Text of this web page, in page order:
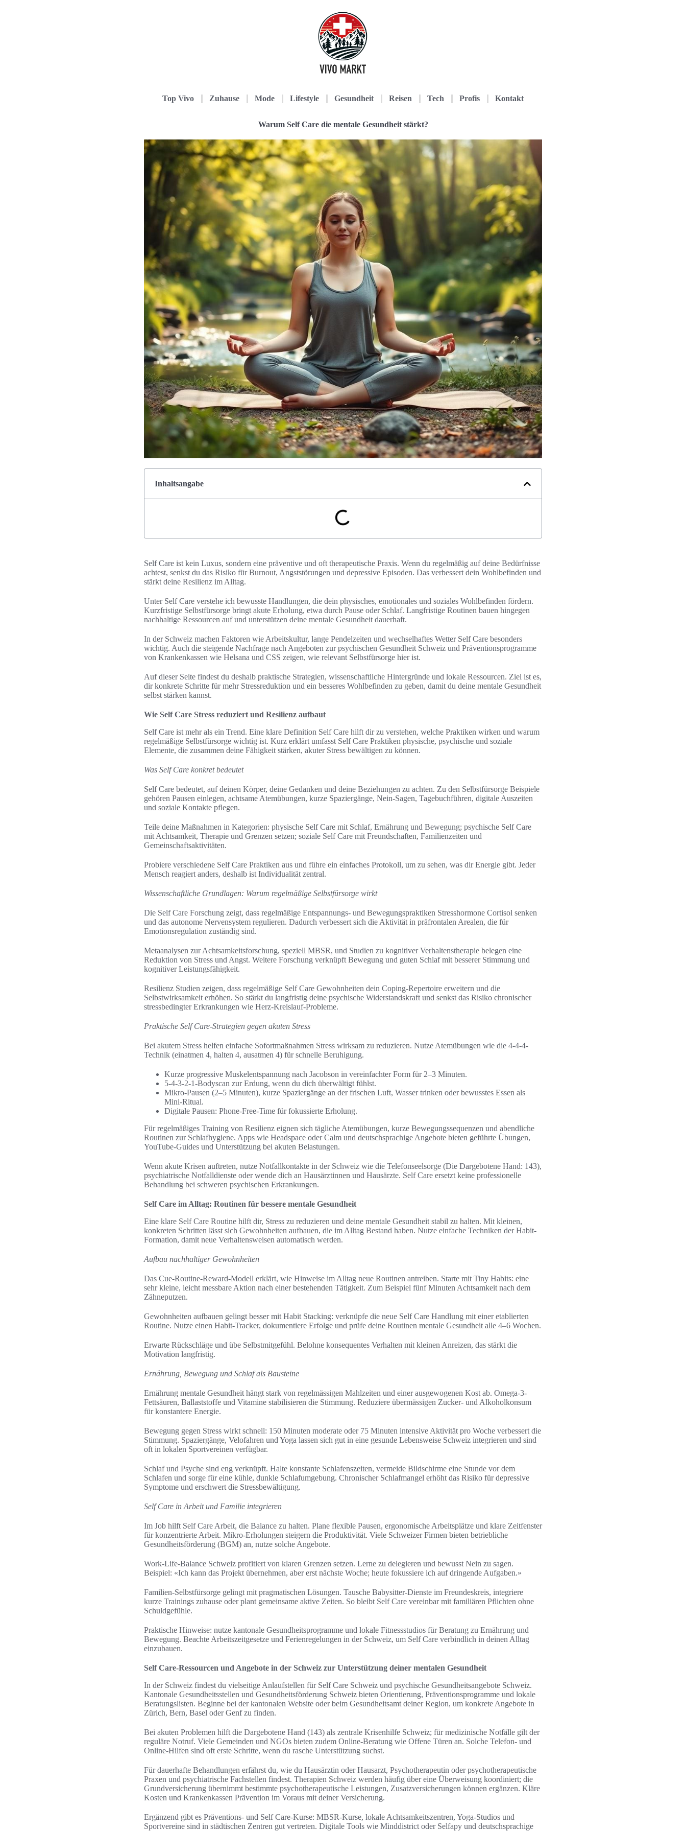
Top Vivo Zuhause Mode Lifestyle Gesundheit Reisen Tech Profis Kontakt
Warum Self Care die mentale Gesundheit stärkt?
Inhaltsangabe
Self Care ist kein Luxus, sondern eine präventive und oft therapeutische Praxis. Wenn du regelmäßig auf deine Bedürfnisse
achtest, senkst du das Risiko für Burnout, Angststörungen und depressive Episoden. Das verbessert dein Wohlbefinden und
stärkt deine Resilienz im Alltag.
Unter Self Care verstehe ich bewusste Handlungen, die dein physisches, emotionales und soziales Wohlbefinden fördern.
Kurzfristige Selbstfürsorge bringt akute Erholung, etwa durch Pause oder Schlaf. Langfristige Routinen bauen hingegen
nachhaltige Ressourcen auf und unterstützen deine mentale Gesundheit dauerhaft.
In der Schweiz machen Faktoren wie Arbeitskultur, lange Pendelzeiten und wechselhaftes Wetter Self Care besonders
wichtig. Auch die steigende Nachfrage nach Angeboten zur psychischen Gesundheit Schweiz und Präventionsprogramme
von Krankenkassen wie Helsana und CSS zeigen, wie relevant Selbstfürsorge hier ist.
Auf dieser Seite findest du deshalb praktische Strategien, wissenschaftliche Hintergründe und lokale Ressourcen. Ziel ist es,
dir konkrete Schritte für mehr Stressreduktion und ein besseres Wohlbefinden zu geben, damit du deine mentale Gesundheit
selbst stärken kannst.
Wie Self Care Stress reduziert und Resilienz aufbaut
Self Care ist mehr als ein Trend. Eine klare Definition Self Care hilft dir zu verstehen, welche Praktiken wirken und warum
regelmäßige Selbstfürsorge wichtig ist. Kurz erklärt umfasst Self Care Praktiken physische, psychische und soziale
Elemente, die zusammen deine Fähigkeit stärken, akuter Stress bewältigen zu können.
Was Self Care konkret bedeutet
Self Care bedeutet, auf deinen Körper, deine Gedanken und deine Beziehungen zu achten. Zu den Selbstfürsorge Beispiele
gehören Pausen einlegen, achtsame Atemübungen, kurze Spaziergänge, Nein-Sagen, Tagebuchführen, digitale Auszeiten
und soziale Kontakte pflegen.
Teile deine Maßnahmen in Kategorien: physische Self Care mit Schlaf, Ernährung und Bewegung; psychische Self Care
mit Achtsamkeit, Therapie und Grenzen setzen; soziale Self Care mit Freundschaften, Familienzeiten und
Gemeinschaftsaktivitäten.
Probiere verschiedene Self Care Praktiken aus und führe ein einfaches Protokoll, um zu sehen, was dir Energie gibt. Jeder
Mensch reagiert anders, deshalb ist Individualität zentral.
Wissenschaftliche Grundlagen: Warum regelmäßige Selbstfürsorge wirkt
Die Self Care Forschung zeigt, dass regelmäßige Entspannungs- und Bewegungspraktiken Stresshormone Cortisol senken
und das autonome Nervensystem regulieren. Dadurch verbessert sich die Aktivität in präfrontalen Arealen, die für
Emotionsregulation zuständig sind.
Metaanalysen zur Achtsamkeitsforschung, speziell MBSR, und Studien zu kognitiver Verhaltenstherapie belegen eine
Reduktion von Stress und Angst. Weitere Forschung verknüpft Bewegung und guten Schlaf mit besserer Stimmung und
kognitiver Leistungsfähigkeit.
Resilienz Studien zeigen, dass regelmäßige Self Care Gewohnheiten dein Coping-Repertoire erweitern und die
Selbstwirksamkeit erhöhen. So stärkt du langfristig deine psychische Widerstandskraft und senkst das Risiko chronischer
stressbedingter Erkrankungen wie Herz-Kreislauf-Probleme.
Praktische Self Care-Strategien gegen akuten Stress
Bei akutem Stress helfen einfache Sofortmaßnahmen Stress wirksam zu reduzieren. Nutze Atemübungen wie die 4-4-4-
Technik (einatmen 4, halten 4, ausatmen 4) für schnelle Beruhigung.
Kurze progressive Muskelentspannung nach Jacobson in vereinfachter Form für 2–3 Minuten.
5-4-3-2-1-Bodyscan zur Erdung, wenn du dich überwältigt fühlst.
Mikro-Pausen (2–5 Minuten), kurze Spaziergänge an der frischen Luft, Wasser trinken oder bewusstes Essen als
Mini-Ritual.
Digitale Pausen: Phone-Free-Time für fokussierte Erholung.
Für regelmäßiges Training von Resilienz eignen sich tägliche Atemübungen, kurze Bewegungssequenzen und abendliche
Routinen zur Schlafhygiene. Apps wie Headspace oder Calm und deutschsprachige Angebote bieten geführte Übungen,
YouTube-Guides und Unterstützung bei akuten Belastungen.
Wenn akute Krisen auftreten, nutze Notfallkontakte in der Schweiz wie die Telefonseelsorge (Die Dargebotene Hand: 143),
psychiatrische Notfalldienste oder wende dich an Hausärztinnen und Hausärzte. Self Care ersetzt keine professionelle
Behandlung bei schweren psychischen Erkrankungen.
Self Care im Alltag: Routinen für bessere mentale Gesundheit
Eine klare Self Care Routine hilft dir, Stress zu reduzieren und deine mentale Gesundheit stabil zu halten. Mit kleinen,
konkreten Schritten lässt sich Gewohnheiten aufbauen, die im Alltag Bestand haben. Nutze einfache Techniken der Habit-
Formation, damit neue Verhaltensweisen automatisch werden.
Aufbau nachhaltiger Gewohnheiten
Das Cue-Routine-Reward-Modell erklärt, wie Hinweise im Alltag neue Routinen antreiben. Starte mit Tiny Habits: eine
sehr kleine, leicht messbare Aktion nach einer bestehenden Tätigkeit. Zum Beispiel fünf Minuten Achtsamkeit nach dem
Zähneputzen.
Gewohnheiten aufbauen gelingt besser mit Habit Stacking: verknüpfe die neue Self Care Handlung mit einer etablierten
Routine. Nutze einen Habit-Tracker, dokumentiere Erfolge und prüfe deine Routinen mentale Gesundheit alle 4–6 Wochen.
Erwarte Rückschläge und übe Selbstmitgefühl. Belohne konsequentes Verhalten mit kleinen Anreizen, das stärkt die
Motivation langfristig.
Ernährung, Bewegung und Schlaf als Bausteine
Ernährung mentale Gesundheit hängt stark von regelmässigen Mahlzeiten und einer ausgewogenen Kost ab. Omega-3-
Fettsäuren, Ballaststoffe und Vitamine stabilisieren die Stimmung. Reduziere übermässigen Zucker- und Alkoholkonsum
für konstantere Energie.
Bewegung gegen Stress wirkt schnell: 150 Minuten moderate oder 75 Minuten intensive Aktivität pro Woche verbessert die
Stimmung. Spaziergänge, Velofahren und Yoga lassen sich gut in eine gesunde Lebensweise Schweiz integrieren und sind
oft in lokalen Sportvereinen verfügbar.
Schlaf und Psyche sind eng verknüpft. Halte konstante Schlafenszeiten, vermeide Bildschirme eine Stunde vor dem
Schlafen und sorge für eine kühle, dunkle Schlafumgebung. Chronischer Schlafmangel erhöht das Risiko für depressive
Symptome und erschwert die Stressbewältigung.
Self Care in Arbeit und Familie integrieren
Im Job hilft Self Care Arbeit, die Balance zu halten. Plane flexible Pausen, ergonomische Arbeitsplätze und klare Zeitfenster
für konzentrierte Arbeit. Mikro-Erholungen steigern die Produktivität. Viele Schweizer Firmen bieten betriebliche
Gesundheitsförderung (BGM) an, nutze solche Angebote.
Work-Life-Balance Schweiz profitiert von klaren Grenzen setzen. Lerne zu delegieren und bewusst Nein zu sagen.
Beispiel: «Ich kann das Projekt übernehmen, aber erst nächste Woche; heute fokussiere ich auf dringende Aufgaben.»
Familien-Selbstfürsorge gelingt mit pragmatischen Lösungen. Tausche Babysitter-Dienste im Freundeskreis, integriere
kurze Trainings zuhause oder plant gemeinsame aktive Zeiten. So bleibt Self Care vereinbar mit familiären Pflichten ohne
Schuldgefühle.
Praktische Hinweise: nutze kantonale Gesundheitsprogramme und lokale Fitnessstudios für Beratung zu Ernährung und
Bewegung. Beachte Arbeitszeitgesetze und Ferienregelungen in der Schweiz, um Self Care verbindlich in deinen Alltag
einzubauen.
Self Care-Ressourcen und Angebote in der Schweiz zur Unterstützung deiner mentalen Gesundheit
In der Schweiz findest du vielseitige Anlaufstellen für Self Care Schweiz und psychische Gesundheitsangebote Schweiz.
Kantonale Gesundheitsstellen und Gesundheitsförderung Schweiz bieten Orientierung, Präventionsprogramme und lokale
Beratungslisten. Beginne bei der kantonalen Website oder beim Gesundheitsamt deiner Region, um konkrete Angebote in
Zürich, Bern, Basel oder Genf zu finden.
Bei akuten Problemen hilft die Dargebotene Hand (143) als zentrale Krisenhilfe Schweiz; für medizinische Notfälle gilt der
reguläre Notruf. Viele Gemeinden und NGOs bieten zudem Online-Beratung wie Offene Türen an. Solche Telefon- und
Online-Hilfen sind oft erste Schritte, wenn du rasche Unterstützung suchst.
Für dauerhafte Behandlungen erfährst du, wie du Hausärztin oder Hausarzt, Psychotherapeutin oder psychotherapeutische
Praxen und psychiatrische Fachstellen findest. Therapien Schweiz werden häufig über eine Überweisung koordiniert; die
Grundversicherung übernimmt bestimmte psychotherapeutische Leistungen, Zusatzversicherungen können ergänzen. Kläre
Kosten und Krankenkassen Prävention im Voraus mit deiner Versicherung.
Ergänzend gibt es Präventions- und Self Care-Kurse: MBSR-Kurse, lokale Achtsamkeitszentren, Yoga-Studios und
Sportvereine sind in städtischen Zentren gut vertreten. Digitale Tools wie Minddistrict oder Selfapy und deutschsprachige